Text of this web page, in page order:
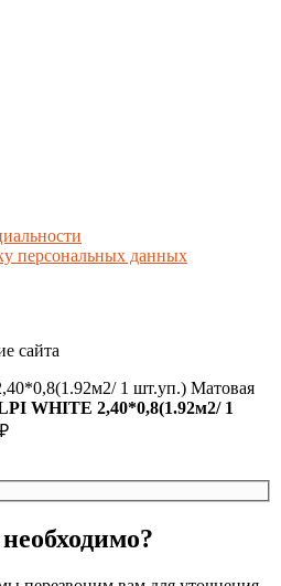
персональных данных
сайта
WHITE 2,40*0,8(1.92м2/ 1
₽